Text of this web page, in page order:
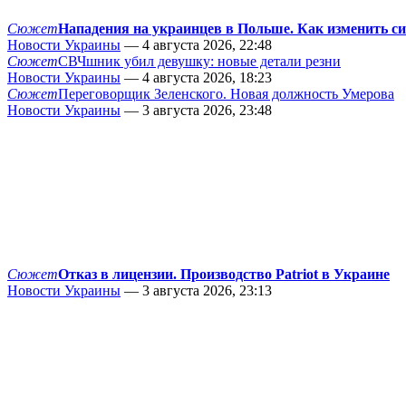
СюжетНападения на украинцев в Польше. Как изменить
Новости Украины — 4 августа 2026, 22:48
СюжетСВЧшник убил девушку: новые детали резни
Новости Украины — 4 августа 2026, 18:23
СюжетПереговорщик Зеленского. Новая должность Умерова
Новости Украины — 3 августа 2026, 23:48
СюжетОтказ в лицензии. Производство Patriot в Украине
Новости Украины — 3 августа 2026, 23:13